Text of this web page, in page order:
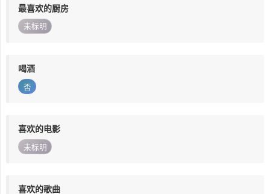
最喜欢的厨房
未标明
喝酒
否
喜欢的电影
未标明
喜欢的歌曲